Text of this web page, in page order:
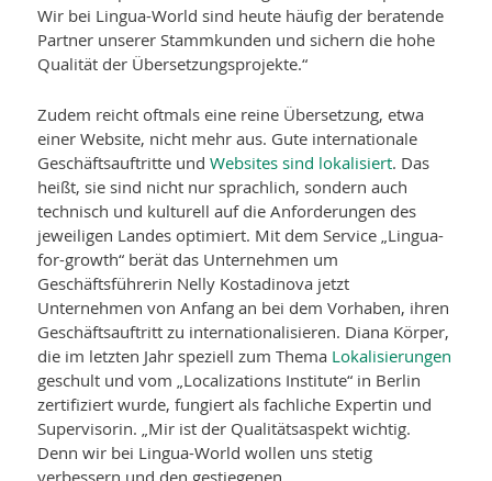
Wir bei Lingua-World sind heute häufig der beratende
Partner unserer Stammkunden und sichern die hohe
Qualität der Übersetzungsprojekte.“
Zudem reicht oftmals eine reine Übersetzung, etwa
einer Website, nicht mehr aus. Gute internationale
Geschäftsauftritte undWebsites sind lokalisiert. Das
heißt, sie sind nicht nur sprachlich, sondern auch
technisch und kulturell auf die Anforderungen des
jeweiligen Landes optimiert. Mit dem Service „Lingua-
for-growth“ berät das Unternehmen um
Geschäftsführerin Nelly Kostadinova jetzt
Unternehmen von Anfang an bei dem Vorhaben, ihren
Geschäftsauftritt zu internationalisieren. Diana Körper,
die im letzten Jahr speziell zum Thema Lokalisierungen
geschult und vom „Localizations Institute“ in Berlin
zertifiziert wurde, fungiert als fachliche Expertin und
Supervisorin. „Mir ist der Qualitäts­aspekt wichtig.
Denn wir bei Lingua-World wollen uns stetig